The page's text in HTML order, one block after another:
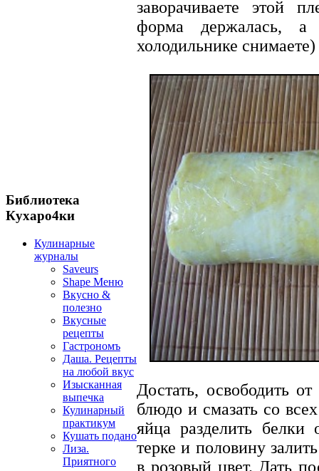
Библиотека
Кухаро4ки
Кулинарные
журналы
Saveurs
Shape Меню
Вкусно &
полезно
Вкусные
рецепты
Гастрономъ
Даша. Рецепты
на любой вкус
Изысканная
выпечка
Кулинарный
практикум
Кушать подано
Лиза.
Приятного
заворачиваете этой
форма держалась,
холодильнике
Достать, освободить
блюдо и смазать со
яйца разделить белки
терке и половину
в розовый цвет. Дать